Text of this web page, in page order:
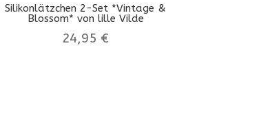
Silikonlätzchen 2-Set *Vintage &
Blossom* von lille Vilde
24,95 €